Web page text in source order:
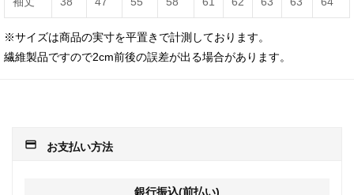
※サイズは商品の実寸を平置きで計測しております。
繊維製品ですので2cm前後の誤差が出る場合があります。
payment お支払い方法
銀行振込(前払い)